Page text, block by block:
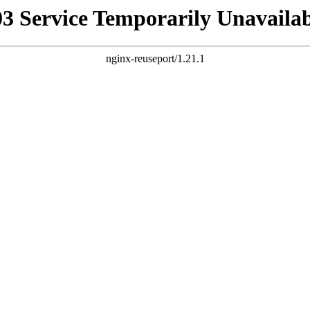
Service Temporarily
nginx-reuseport/1.21.1